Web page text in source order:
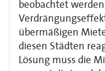
beobachtet
übermäßigen
diesen Städten
Lösung muss die